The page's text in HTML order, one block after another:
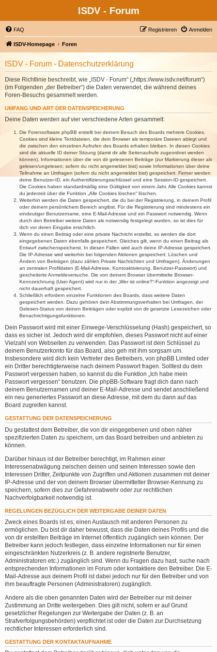
ISDV - Forum
FAQ Anmelden
Registrieren
ISDV-Homepage Foren
ISDV - Forum - Datenschutzerklärung
Diese Richtlinie beschreibt, wie „ISDV - Forum“ („https://www.isdv.net/forum“)
(im Folgenden „der Betreiber“) die Daten verwendet, die während deines
Foren-Besuchs gesammelt werden.
UMFANG UND ART DER DATENSPEICHERUNG
Deine Daten werden auf vier verschiedene Arten gesammelt:
Die Forensoftware phpBB erstellt bei deinem Besuch des Boards mehrere Cookies.
Cookies sind kleine Textdateien, die dein Browser als temporäre Dateien ablegt und
die zwischen den einzelnen Aufrufen des Boards erhalten bleiben. In diesen Cookies
sind die aktuelle ID deiner Sitzung (damit dir alle Seitenaufrufe zugeordnet werden
können), Informationen über die von dir gelesenen Beiträge (zur Markierung dieser als
gelesen/ungelesen; sofern du nicht angemeldet bist) sowie Informationen über deine
Teilnahme an Umfragen (sofern du nicht angemeldet bist) gespeichert. Ferner werden
deine Benutzer-ID, ein Authentifizierungsschlüssel und eine Session-ID gespeichert.
Die Cookies haben standardmäßig eine Gültigkeit von einem Jahr. Alle Cookies kannst
du jederzeit über die Funktion „Alle Cookies löschen“ löschen.
Weiterhin werden die Daten gespeichert, die du bei der Registrierung, in deinem Profil
oder deinem persönlichem Bereich angibst. Für die Registrierung sind mindestens ein
eindeutiger Benutzername, eine E-Mail-Adresse und ein Passwort notwendig. Wenn
durch den Betreiber weitere Daten als notwendig festgelegt wurden, so ist dies für
dich vor deren Eingabe ersichtlich.
Wenn du einen Beitrag oder eine private Nachricht erstellst, so werden die dort
eingegebenen Daten ebenfalls gespeichert. Gleiches gilt, wenn du einen Beitrag als
Entwurf zwischenspeicherst. In diesen Fällen wird auch deine IP-Adresse gespeichert.
Die IP-Adresse wird weiterhin bei folgenden Aktionen gespeichert: Löschen und
Ändern von Beiträgen (dazu zählen Private Nachrichten und Umfragen), Änderungen
an zentralen Profildaten (E-Mail-Adresse, Kontoaktivierung, Benutzer-Passwort) und
gescheiterte Anmeldeversuche. Die von deinem Browser übermittelte Browser-
Kennzeichnung (User Agent) wird nur in der „Wer ist online?“-Funktion angezeigt und
nicht dauerhaft gespeichert.
Schließlich erfordern einzelne Funktionen des Boards, dass weitere Daten
gespeichert werden. Dazu gehören dein Abstimmungsverhalten bei Umfragen, der
Gelesen-Status von deinen Beiträgen oder explizit von dir gesetzte Lesezeichen oder
Benachrichtigungsfunktionen.
Dein Passwort wird mit einer Einwege-Verschlüsselung (Hash) gespeichert, so
dass es sicher ist. Jedoch wird dir empfohlen, dieses Passwort nicht auf einer
Vielzahl von Webseiten zu verwenden. Das Passwort ist dein Schlüssel zu
deinem Benutzerkonto für das Board, also geh mit ihm sorgsam um.
Insbesondere wird dich kein Vertreter des Betreibers, von phpBB Limited oder
ein Dritter berechtigterweise nach deinem Passwort fragen. Solltest du dein
Passwort vergessen haben, so kannst du die Funktion „Ich habe mein
Passwort vergessen“ benutzen. Die phpBB-Software fragt dich dann nach
deinem Benutzernamen und deiner E-Mail-Adresse und sendet anschließend
ein neu generiertes Passwort an diese Adresse, mit dem du dann auf das
Board zugreifen kannst.
GESTATTUNG DER DATENSPEICHERUNG
Du gestattest dem Betreiber, die von dir eingegebenen und oben näher
spezifizierten Daten zu speichern, um das Board betreiben und anbieten zu
können.
Darüber hinaus ist der Betreiber berechtigt, im Rahmen einer
Interessenabwägung zwischen deinen und seinen Interessen sowie den
Interessen Dritter, Zeitpunkte von Zugriffen und Aktionen zusammen mit deiner
IP-Adresse und der von deinem Browser übermittelter Browser-Kennung zu
speichern, sofern dies zur Gefahrenabwehr oder zur rechtlichen
Nachverfolgbarkeit notwendig ist.
REGELUNGEN BEZÜGLICH DER WEITERGABE DEINER DATEN
Zweck eines Boards ist es, einen Austausch mit anderen Personen zu
ermöglichen. Du bist dir daher bewusst, dass die Daten deines Profils und die
von dir erstellten Beiträge im Internet öffentlich zugänglich sein können. Der
Betreiber kann jedoch festlegen, dass einzelne Informationen nur für einen
eingeschränkten Nutzerkreis (z. B. andere registrierte Benutzer,
Administratoren etc.) zugänglich sind. Wenn du Fragen dazu hast, suche nach
entsprechenden Informationen im Forum oder kontaktiere den Betreiber. Die E-
Mail-Adresse aus deinem Profil ist dabei jedoch nur für den Betreiber und von
ihm beauftragte Personen (Administratoren) zugänglich.
Andere als die oben genannten Daten wird der Betreiber nur mit deiner
Zustimmung an Dritte weitergeben. Dies gilt nicht, sofern er auf Grund
gesetzlicher Regelungen zur Weitergabe der Daten (z. B. an
Strafverfolgungsbehörden) verpflichtet ist oder die Daten zur Durchsetzung
rechtlicher Interessen erforderlich sind.
GESTATTUNG DER KONTAKTAUFNAHME